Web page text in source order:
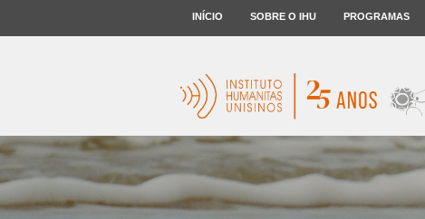
INÍCIO SOBRE O IHU PROGRAMAS